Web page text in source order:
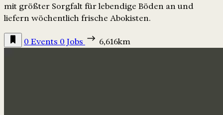
mit größter Sorgfalt für lebendige Böden an und
liefern wöchentlich frische Abokisten.
0 Events 0 Jobs 6,616km